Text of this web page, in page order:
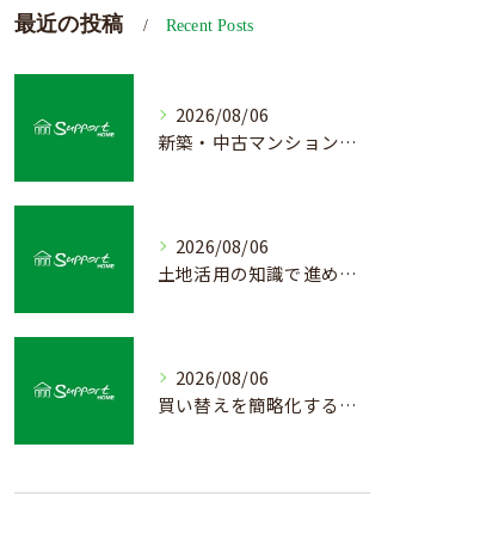
最近の投稿 Recent Posts
2026/08/06
新築・中古マンション売却の価値を見極める査定方法
2026/08/06
土地活用の知識で進める不動産売却成功法
2026/08/06
買い替えを簡略化する不動産売却の流れ解説